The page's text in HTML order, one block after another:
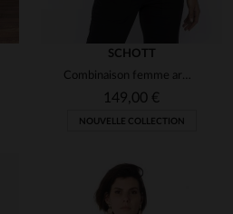
SCHOTT
Combinaison femme army noire
149,00 €
NOUVELLE COLLECTION